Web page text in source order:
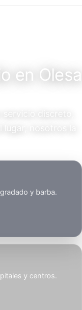
en Olesa
discreto,
nosotros la
y barba.
y centros.